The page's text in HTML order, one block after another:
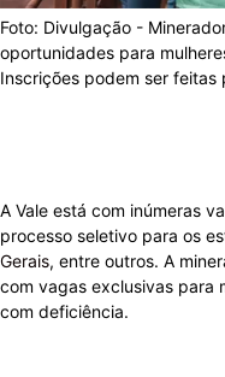
Foto: Divulgação -
oportunidades para
Inscrições podem ser feitas
A Vale está com inúmeras
processo seletivo para os
Gerais, entre outros. A
com vagas exclusivas para
com deficiência.